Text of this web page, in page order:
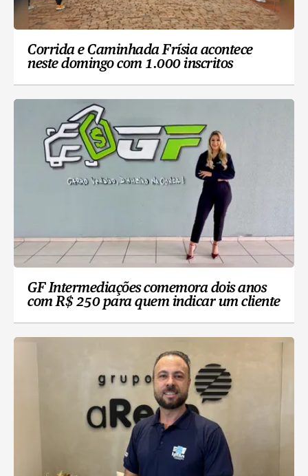
Corrida e Caminhada Frísia acontece
neste domingo com 1.000 inscritos
GF Intermediações comemora dois anos
com R$ 250 para quem indicar um cliente